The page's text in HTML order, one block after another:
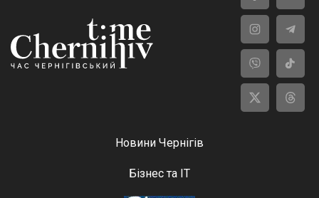
Новини Чернігів
Бізнес та ІТ